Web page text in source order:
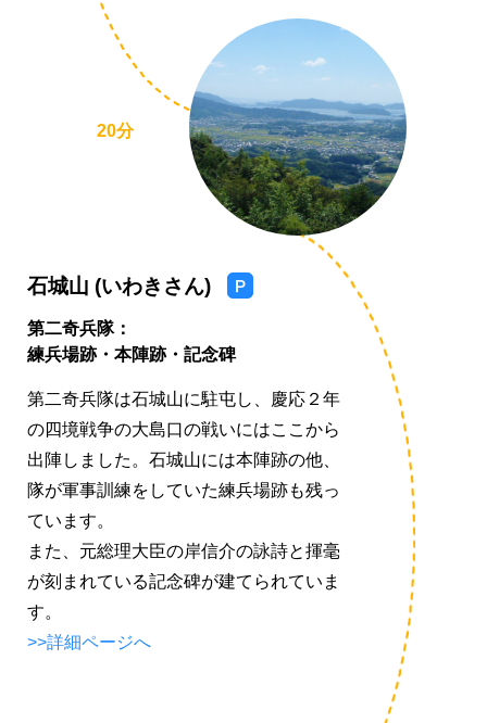
20分
石城山 (いわきさん)
場
り
第二奇兵隊：
練兵場跡・本陣跡・記念碑
第二奇兵隊は石城山に駐屯し、慶応２年
の四境戦争の大島口の戦いにはここから
出陣しました。石城山には本陣跡の他、
隊が軍事訓練をしていた練兵場跡も残っ
ています。
また、元総理大臣の岸信介の詠詩と揮毫
が刻まれている記念碑が建てられていま
す。
>>詳細ページへ